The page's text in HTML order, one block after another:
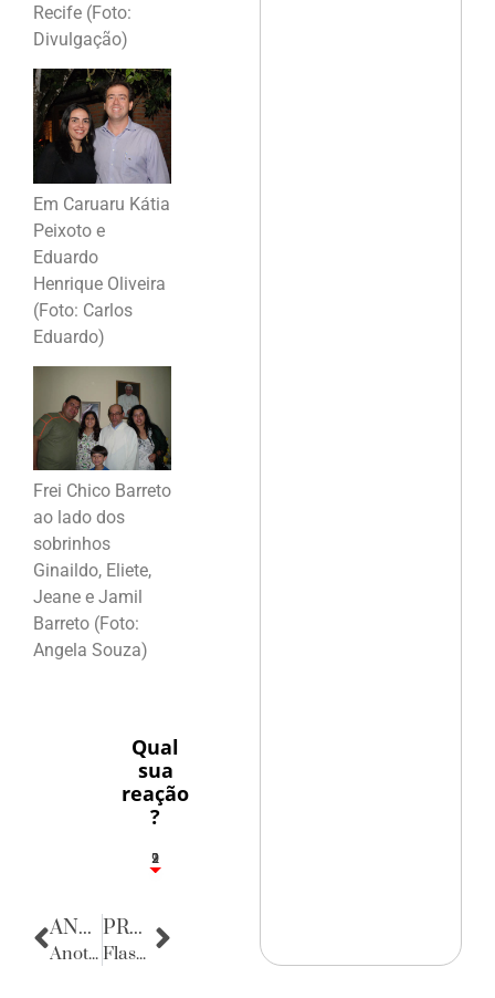
Recife (Foto:
Divulgação)
Em Caruaru Kátia
Peixoto e
Eduardo
Henrique Oliveira
(Foto: Carlos
Eduardo)
Frei Chico Barreto
ao lado dos
sobrinhos
Ginaildo, Eliete,
Jeane e Jamil
Barreto (Foto:
Angela Souza)
Qual
sua
reação
?
2
1
2
9
ANTERIOR
Anotações do Cotidiano
PRÓXIMA
Flashes